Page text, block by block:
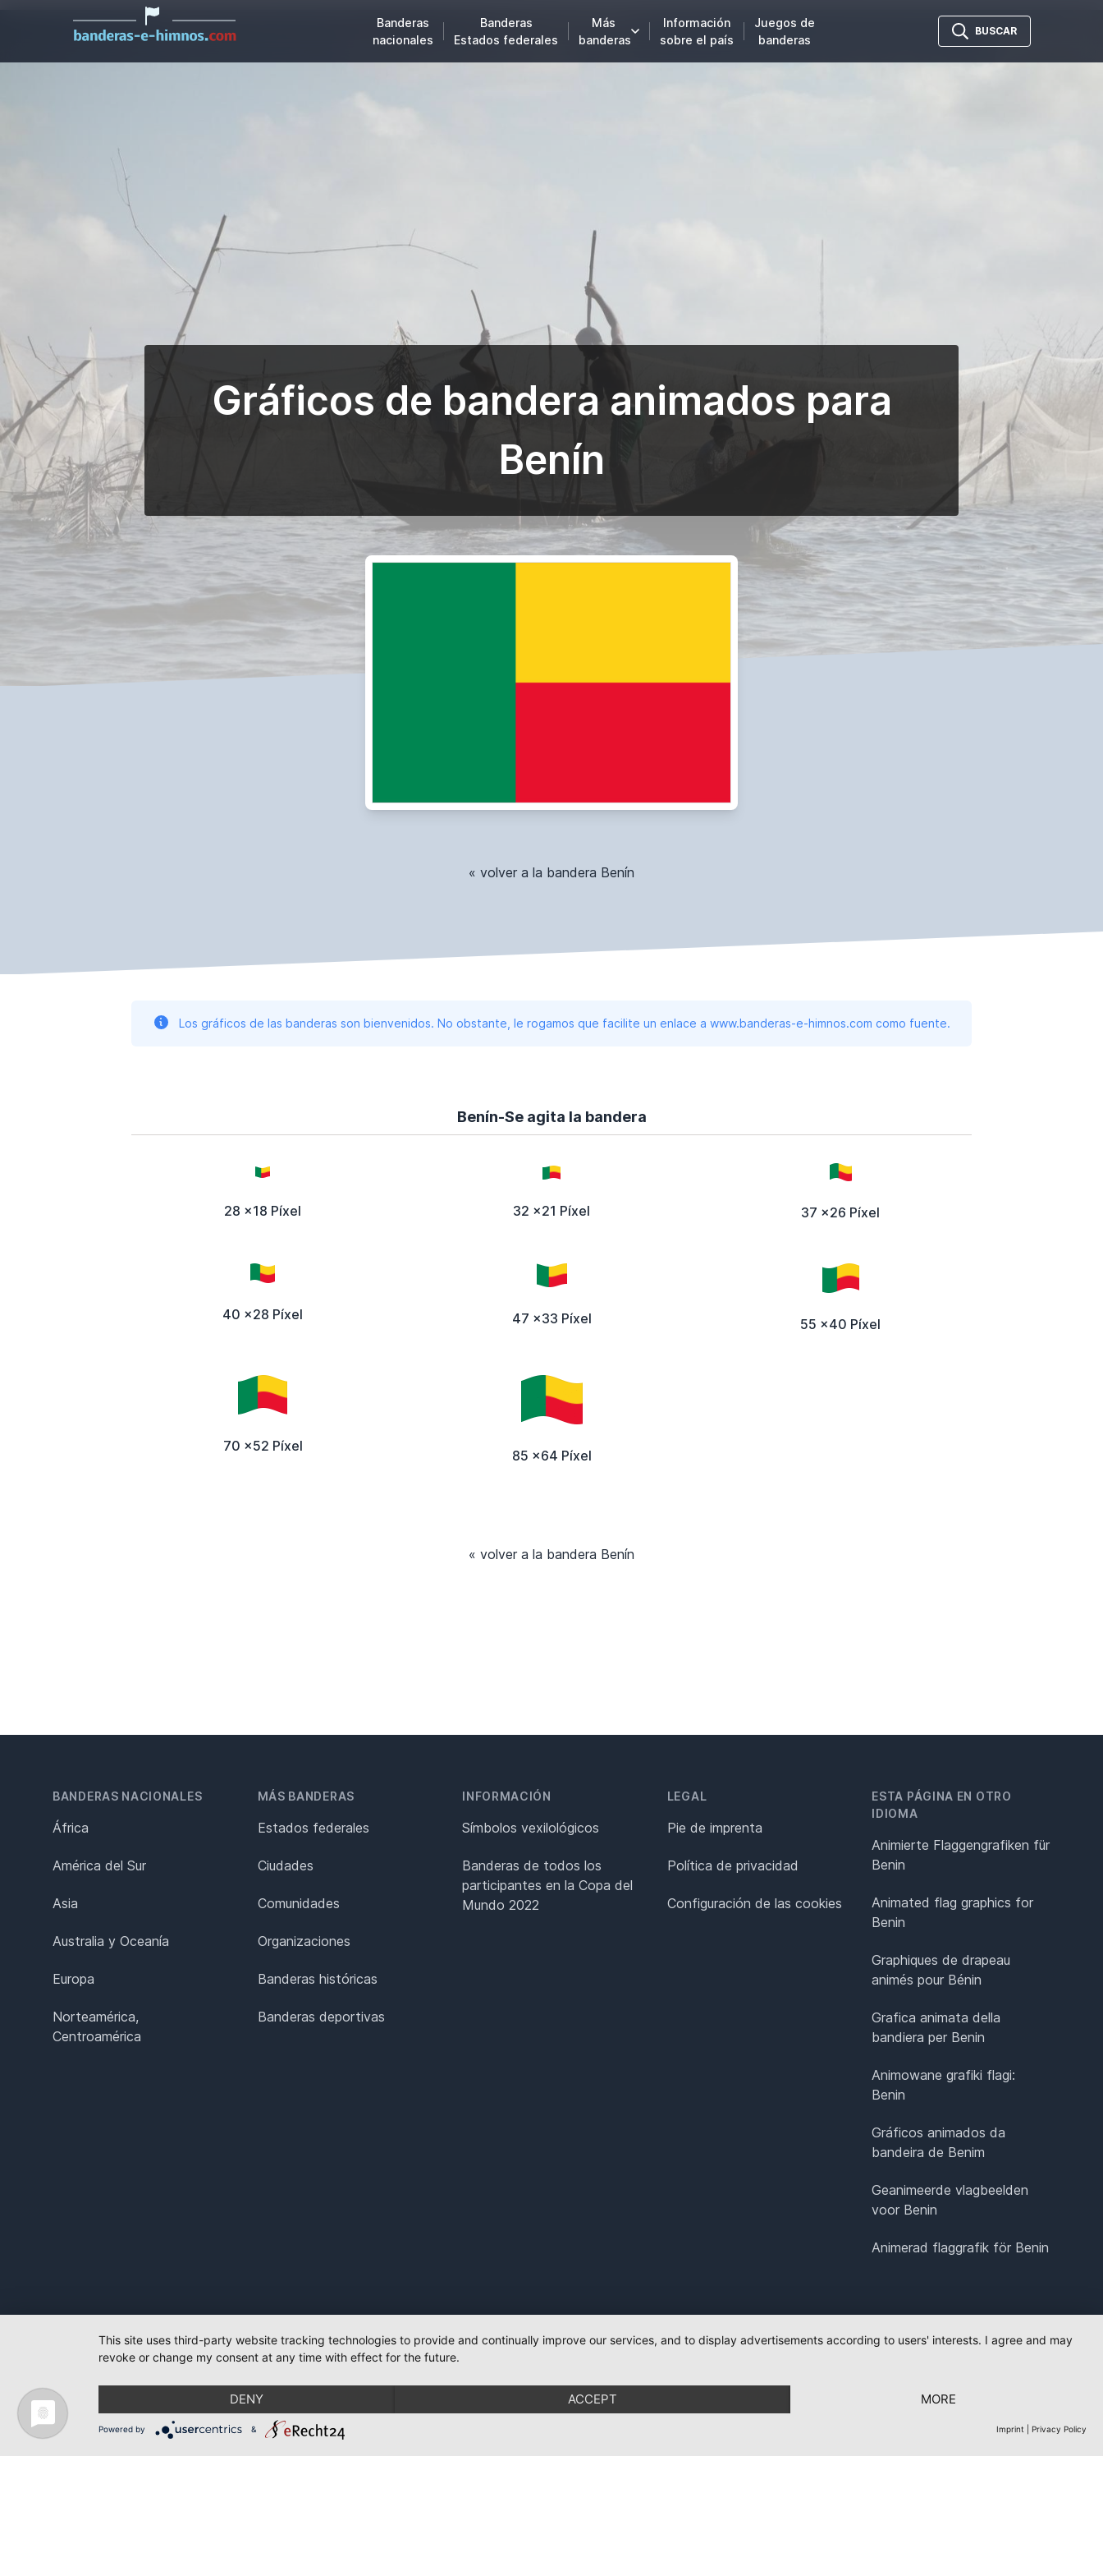
Banderas
nacionales
Banderas
Estados federales
Más
banderas
Información
sobre el país
Juegos de
banderas
BUSCAR
Gráficos de bandera animados para
Benín
« volver a la bandera Benín
Los gráficos de las banderas son bienvenidos. No obstante, le rogamos que facilite un enlace a www.banderas-e-himnos.com como fuente.
Benín-Se agita la bandera
28 x18 Píxel 32 x21 Píxel 37 x26 Píxel
40 x28 Píxel 47 x33 Píxel 55 x40 Píxel
70 x52 Píxel
85 x64 Píxel
« volver a la bandera Benín
BANDERAS NACIONALES
África
América del Sur
Asia
Australia y Oceanía
Europa
Norteamérica,
Centroamérica
MÁS BANDERAS
Estados federales
Ciudades
Comunidades
Organizaciones
Banderas históricas
Banderas deportivas
INFORMACIÓN
Símbolos vexilológicos
Banderas de todos los
participantes en la Copa del
Mundo 2022
LEGAL
Pie de imprenta
Política de privacidad
Configuración de las cookies
ESTA PÁGINA EN OTRO
IDIOMA
Animierte Flaggengrafiken für
Benin
Animated flag graphics for
Benin
Graphiques de drapeau
animés pour Bénin
Grafica animata della
bandiera per Benin
Animowane grafiki flagi:
Benin
Gráficos animados da
bandeira de Benim
Geanimeerde vlagbeelden
voor Benin
Animerad flaggrafik för Benin
This site uses third-party website tracking technologies to provide and continually improve our services, and to display advertisements according to users' interests. I agree and may
revoke or change my consent at any time with effect for the future.
DENY ACCEPT MORE
Powered by & Imprint Privacy Policy